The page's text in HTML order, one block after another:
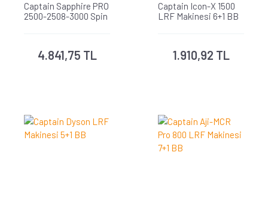
Captain Sapphire PRO
2500-2508-3000 Spin
4.841,75 TL
Captain Icon-X 1500
LRF Makinesi 6+1 BB
1.910,92 TL